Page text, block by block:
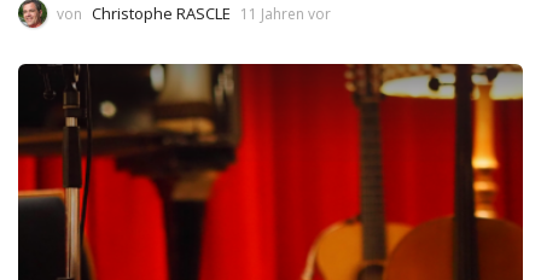
von Christophe RASCLE 11 Jahren vor